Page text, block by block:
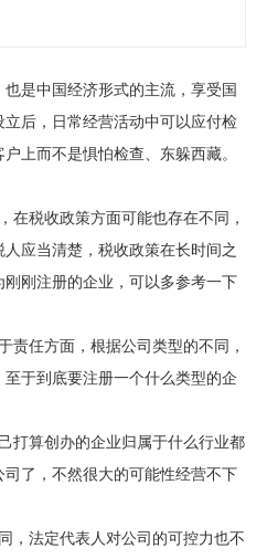
是中国经济形式的主流，享受国
后，日常经营活动中可以应付检
上而不是惧怕检查、东躲西藏。
在税收政策方面可能也存在不同，
应当清楚，税收政策在长时间之
刚注册的企业，可以多参考一下
责任方面，根据公司类型的不同，
于到底要注册一个什么类型的企
打算创办的企业归属于什么行业都
了，不然很大的可能性经营不下
，法定代表人对公司的可控力也不